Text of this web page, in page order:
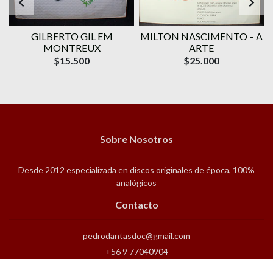
GILBERTO GIL EM
MONTREUX
$15.500
MILTON NASCIMENTO – A
ARTE
$25.000
Sobre Nosotros
Desde 2012 especializada en discos originales de época, 100%
analógicos
Contacto
pedrodantasdoc@gmail.com
+56 9 77040904